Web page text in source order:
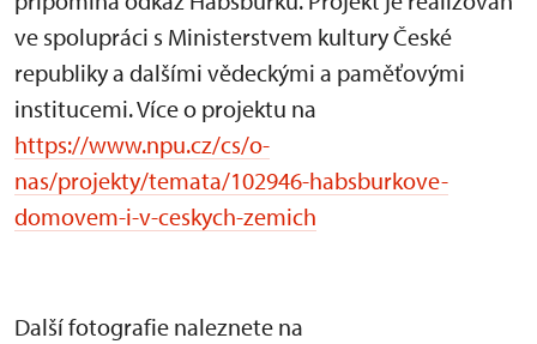
ve spolupráci s Ministerstvem kultury České
republiky a dalšími vědeckými a paměťovými
institucemi. Více o projektu na
https://www.npu.cz/cs/o-
nas/projekty/temata/102946-habsburkove-
domovem-i-v-ceskych-zemich
Další fotografie naleznete na